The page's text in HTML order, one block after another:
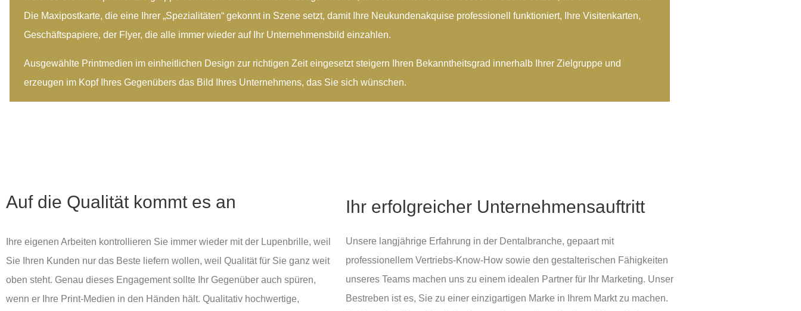
Die Maxipostkarte, die eine Ihrer „Spezialitäten“ gekonnt in Szene setzt, damit Ihre Neukundenakquise professionell funktioniert, Ihre Visitenkarten,
Geschäftspapiere, der Flyer, die alle immer wieder auf Ihr Unternehmensbild einzahlen.
Ausgewählte Printmedien im einheitlichen Design zur richtigen Zeit eingesetzt steigern Ihren Bekanntheitsgrad innerhalb Ihrer Zielgruppe und
erzeugen im Kopf Ihres Gegenübers das Bild Ihres Unternehmens, das Sie sich wünschen.
Auf die Qualität kommt es an
Ihre eigenen Arbeiten kontrollieren Sie immer wieder mit der Lupenbrille, weil
Sie Ihren Kunden nur das Beste liefern wollen, weil Qualität für Sie ganz weit
oben steht. Genau dieses Engagement sollte Ihr Gegenüber auch spüren,
wenn er Ihre Print-Medien in den Händen hält. Qualitativ hochwertige,
Ihr erfolgreicher Unternehmensauftritt
Unsere langjährige Erfahrung in der Dentalbranche, gepaart mit
professionellem Vertriebs-Know-How sowie den gestalterischen Fähigkeiten
unseres Teams machen uns zu einem idealen Partner für Ihr Marketing. Unser
Bestreben ist es, Sie zu einer einzigartigen Marke in Ihrem Markt zu machen.